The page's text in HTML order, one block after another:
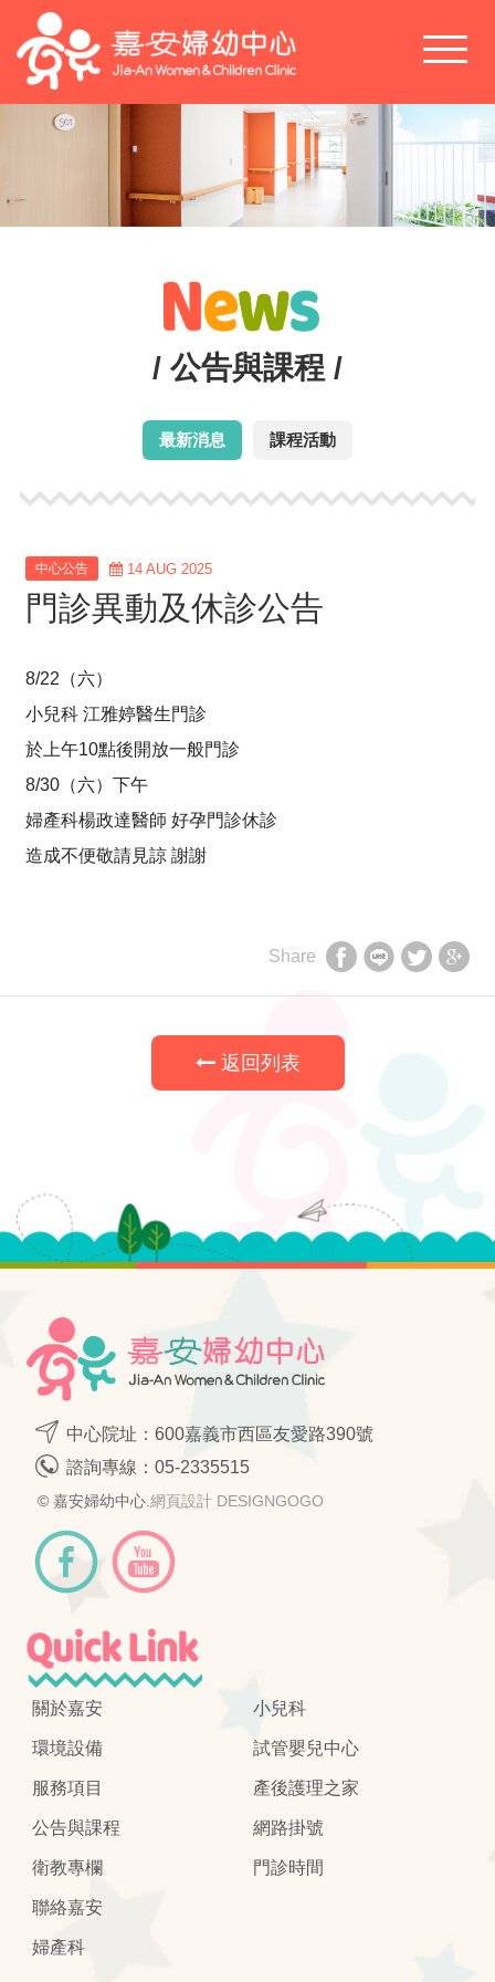
/ 公告與課程 /
最新消息 課程活動
中心公告 14 AUG 2025
門診異動及休診公告
8/22（六）
小兒科 江雅婷醫生門診
於上午10點後開放一般門診
8/30（六）下午
婦產科楊政達醫師 好孕門診休診
造成不便敬請見諒 謝謝
Share
返回列表
中心院址：600嘉義市西區友愛路390號
諮詢專線： 05-2335515
© 嘉安婦幼中心. 網頁設計 DESIGNGOGO
關於嘉安
環境設備
服務項目
公告與課程
衛教專欄
聯絡嘉安
婦產科
小兒科
試管嬰兒中心
產後護理之家
網路掛號
門診時間